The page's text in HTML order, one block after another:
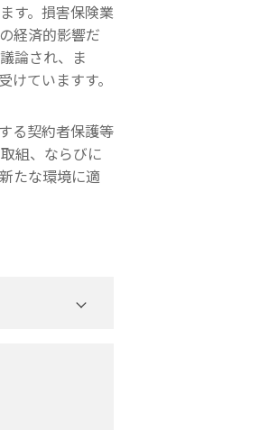
す。損害保険業
経済的影響だ
論され、ま
ていますす。
る契約者保護等
組、ならびに
たな環境に適